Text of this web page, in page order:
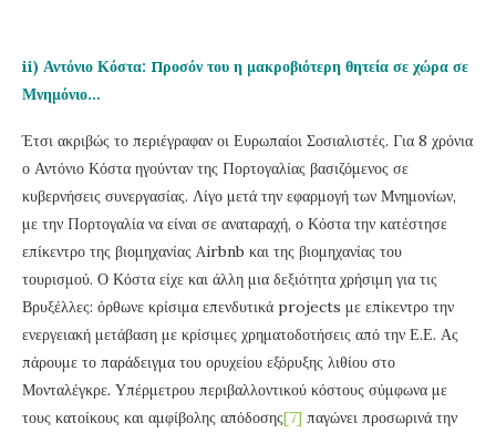
ii) Αντόνιο Κόστα: Προσόν του η μακροβιότερη θητεία σε χώρα σε
Μνημόνιο…
Έτσι ακριβώς το περιέγραφαν οι Ευρωπαίοι Σοσιαλιστές. Για 8 χρόνια
ο Αντόνιο Κόστα ηγούνταν της Πορτογαλίας βασιζόμενος σε
κυβερνήσεις συνεργασίας. Λίγο μετά την εφαρμογή των Μνημονίων,
με την Πορτογαλία να είναι σε αναταραχή, ο Κόστα την κατέστησε
επίκεντρο της βιομηχανίας Airbnb και της βιομηχανίας του
τουρισμού. Ο Κόστα είχε και άλλη μια δεξιότητα χρήσιμη για τις
Βρυξέλλες: όρθωνε κρίσιμα επενδυτικά projects με επίκεντρο την
ενεργειακή μετάβαση με κρίσιμες χρηματοδοτήσεις από την Ε.Ε. Ας
πάρουμε το παράδειγμα του ορυχείου εξόρυξης λιθίου στο
Μονταλέγκρε. Υπέρμετρου περιβαλλοντικού κόστους σύμφωνα με
τους κατοίκους και αμφίβολης απόδοσης[7] παγώνει προσωρινά την